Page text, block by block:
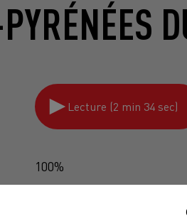
Lecture (2 min 34 sec)
100%